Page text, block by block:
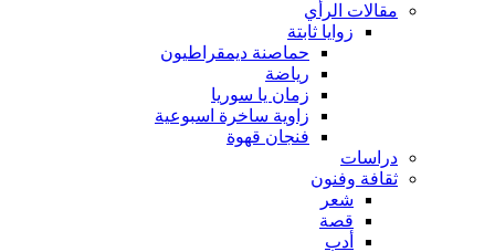
مقالات الرأي
زوايا ثابتة
حماصنة ديمقراطيون
رياضة
زمان يا سوريا
زاوية ساخرة اسبوعية
فنجان قهوة
دراسات
ثقافة وفنون
شعر
قصة
أدب